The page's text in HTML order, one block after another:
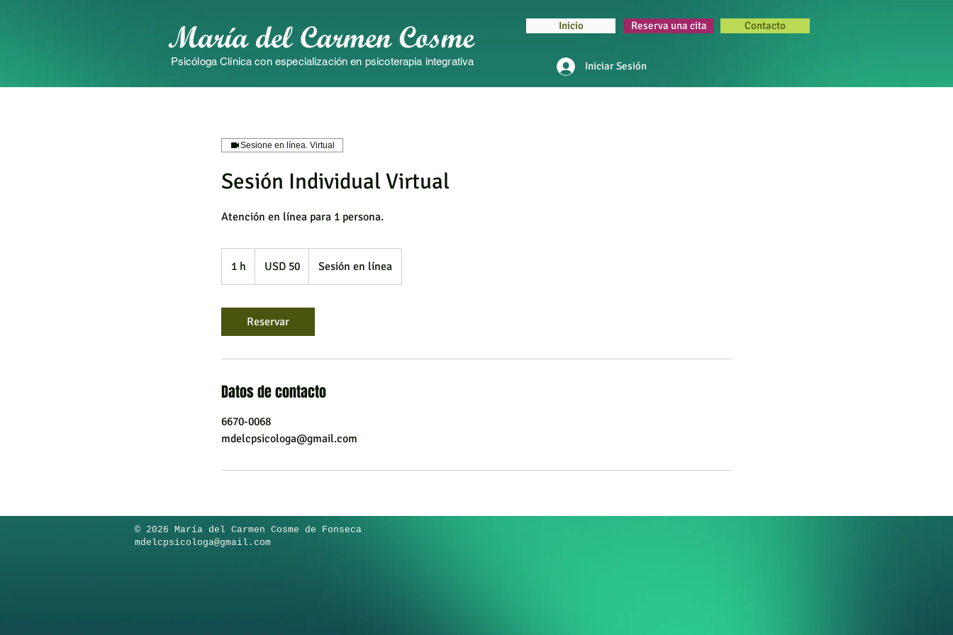
Psicóloga Clínica con especialización en psicoterapia integrativa
Inicio Reserva una cita Contacto
Iniciar Sesión
Sesione en línea. Virtual
Sesión Individual Virtual
Atención en línea para 1 persona.
1 h
dólares
estadounidenses
USD 50 Sesión en línea
Reservar
Datos de contacto
6670-0068
mdelcpsicologa@gmail.com
​© 2026 María del Carmen Cosme de Fonseca
mdelcpsicologa@gmail.com